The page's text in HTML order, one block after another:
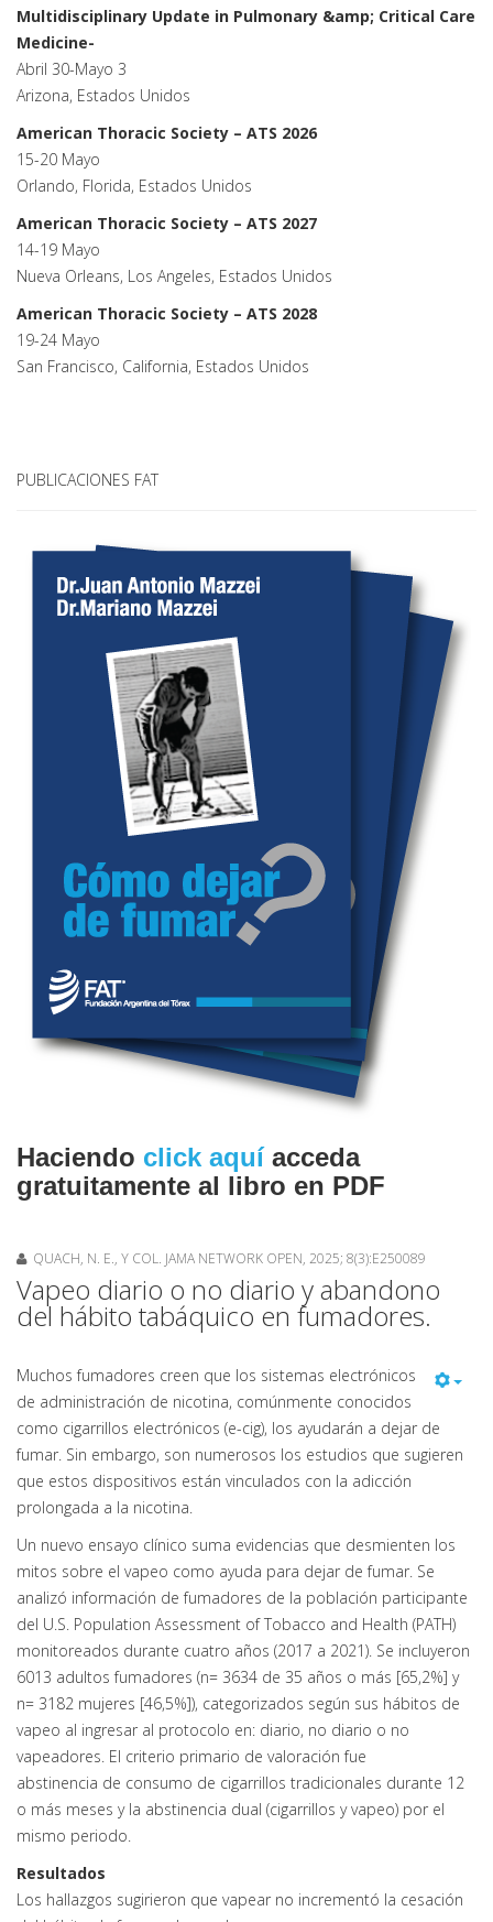
Multidisciplinary Update in Pulmonary &amp; Critical Care
Medicine-
Abril 30-Mayo 3
Arizona, Estados Unidos
American Thoracic Society – ATS 2026
15-20 Mayo
Orlando, Florida, Estados Unidos
American Thoracic Society – ATS 2027
14-19 Mayo
Nueva Orleans, Los Angeles, Estados Unidos
American Thoracic Society – ATS 2028
19-24 Mayo
San Francisco, California, Estados Unidos
PUBLICACIONES FAT
Haciendo click aquíacceda
gratuitamente al libro en PDF
QUACH, N. E., Y COL. JAMA NETWORK OPEN, 2025; 8(3):E250089
Vapeo diario o no diario y abandono
del hábito tabáquico en fumadores.
Muchos fumadores creen que los sistemas electrónicos
de administración de nicotina, comúnmente conocidos
como cigarrillos electrónicos (e-cig), los ayudarán a dejar de
fumar. Sin embargo, son numerosos los estudios que sugieren
que estos dispositivos están vinculados con la adicción
prolongada a la nicotina.
Un nuevo ensayo clínico suma evidencias que desmienten los
mitos sobre el vapeo como ayuda para dejar de fumar. Se
analizó información de fumadores de la población participante
del U.S. Population Assessment of Tobacco and Health (PATH)
monitoreados durante cuatro años (2017 a 2021). Se incluyeron
6013 adultos fumadores (n= 3634 de 35 años o más [65,2%] y
n= 3182 mujeres [46,5%]), categorizados según sus hábitos de
vapeo al ingresar al protocolo en: diario, no diario o no
vapeadores. El criterio primario de valoración fue
abstinencia de consumo de cigarrillos tradicionales durante 12
o más meses y la abstinencia dual (cigarrillos y vapeo) por el
mismo periodo.
Resultados
Los hallazgos sugirieron que vapear no incrementó la cesación